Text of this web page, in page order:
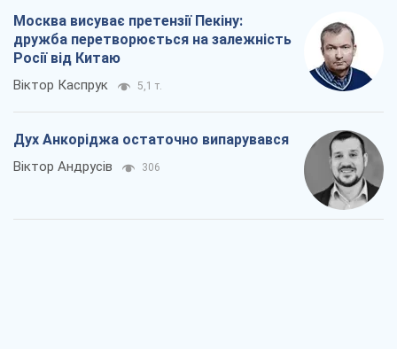
Москва висуває претензії Пекіну:
дружба перетворюється на залежність
Росії від Китаю
Віктор Каспрук 5,1 т.
Дух Анкоріджа остаточно випарувався
Віктор Андрусів 306